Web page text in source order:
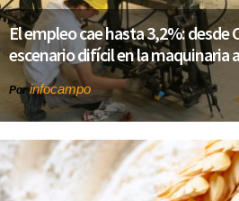
El empleo cae hasta 3,2%:
escenario difícil en la maquinaria
Porinfocampo